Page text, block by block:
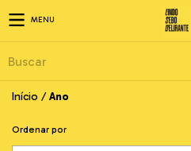
MENU
Início / Ano
Ordenar por